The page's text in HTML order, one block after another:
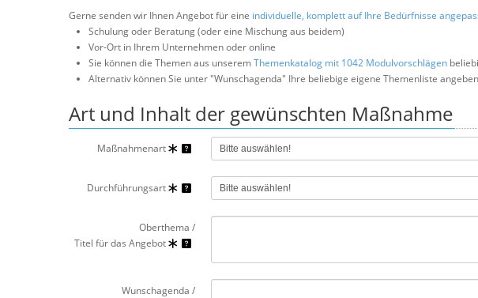
Gerne senden wir Ihnen Angebot für eine individuelle, komplett auf Ihre Bedürfnisse
Schulung oder Beratung (oder eine Mischung aus beidem)
Vor-Ort in Ihrem Unternehmen oder online
Sie können die Themen aus unseremThemenkatalog mit 1042 Modulvorschlägen
Alternativ können Sie unter "Wunschagenda" Ihre beliebige eigene Themenliste
Art und Inhalt der gewünschten Maßnahme
Maßnahmenart
Durchführungsart
Oberthema /
Titel für das Angebot
Wunschagenda /